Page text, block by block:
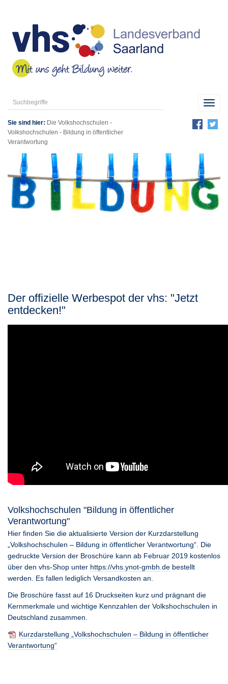
Sie sind hier: Die Volkshochschulen -
Volkshochschulen - Bildung in öffentlicher
Verantwortung
Der offizielle Werbespot der vhs: "Jetzt
entdecken!"
Volkshochschulen "Bildung in öffentlicher
Verantwortung"
Hier finden Sie die aktualisierte Version der Kurzdarstellung
„Volkshochschulen – Bildung in öffentlicher Verantwortung“. Die
gedruckte Version der Broschüre kann ab Februar 2019 kostenlos
über den vhs-Shop unter https://vhs.ynot-gmbh.de bestellt
werden. Es fallen lediglich Versandkosten an.
Die Broschüre fasst auf 16 Druckseiten kurz und prägnant die
Kernmerkmale und wichtige Kennzahlen der Volkshochschulen in
Deutschland zusammen.
Kurzdarstellung „Volkshochschulen – Bildung in öffentlicher
Verantwortung“